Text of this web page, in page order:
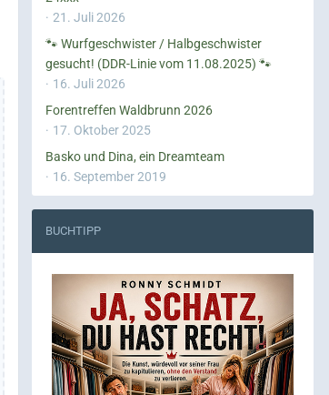
21. Juli 2026
🐾 Wurfgeschwister / Halbgeschwister
gesucht! (DDR-Linie vom 11.08.2025) 🐾
16. Juli 2026
Forentreffen Waldbrunn 2026
17. Oktober 2025
Basko und Dina, ein Dreamteam
16. September 2019
BUCHTIPP